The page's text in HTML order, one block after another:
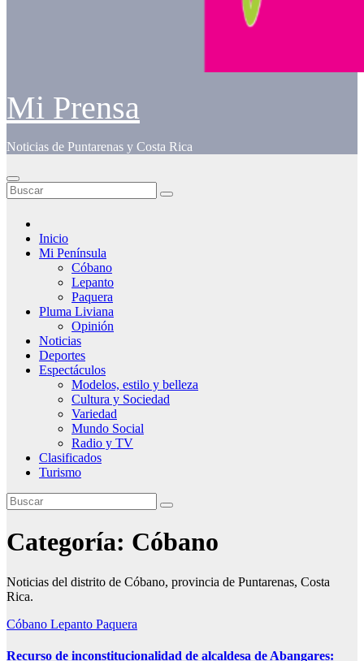
Mi Prensa
Noticias de Puntarenas y Costa Rica
Inicio
Mi Península
Cóbano
Lepanto
Paquera
Pluma Liviana
Opinión
Noticias
Deportes
Espectáculos
Modelos, estilo y belleza
Cultura y Sociedad
Variedad
Mundo Social
Radio y TV
Clasificados
Turismo
Categoría: Cóbano
Noticias del distrito de Cóbano, provincia de Puntarenas, Costa
Rica.
Cóbano Lepanto Paquera
Recurso de inconstitucionalidad de alcaldesa de Abangares: